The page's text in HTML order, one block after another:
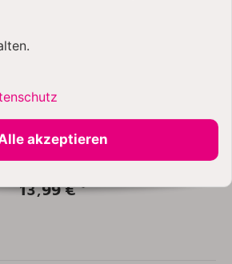
2 in 1 Teigschaber mit Kniff
13,99 €*
akzeptieren